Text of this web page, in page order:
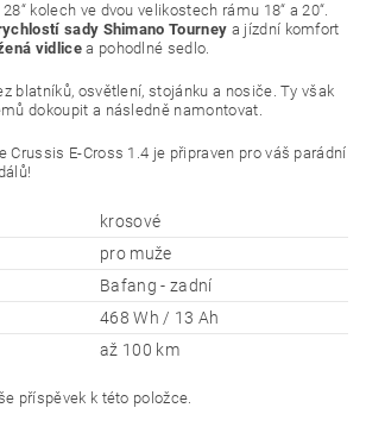
kolech ve dvou velikostech rámu 18“ a 20“.
sady Shimano Tourney a jízdní komfort
vidlicea pohodlné sedlo.
blatníků, osvětlení, stojánku a nosiče. Ty však
dokoupit a následně namontovat.
Crussis E-Cross 1.4 je připraven pro váš parádní
krosové
pro muže
Bafang - zadní
468 Wh / 13 Ah
až 100 km
příspěvek k této položce.